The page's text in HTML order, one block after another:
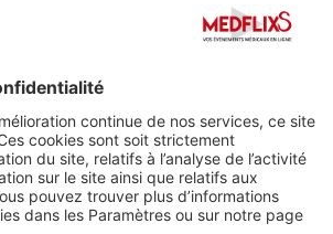
À propos de MedflixS®
Aide
Contact
Mentions légales